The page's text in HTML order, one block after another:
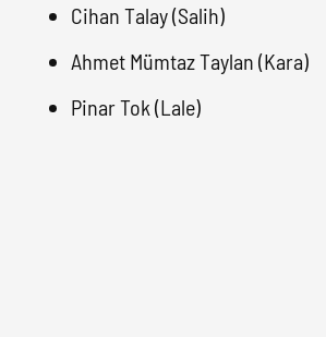
Cihan Talay (Salih)
Ahmet Mümtaz Taylan (Kara)
Pinar Tok (Lale)